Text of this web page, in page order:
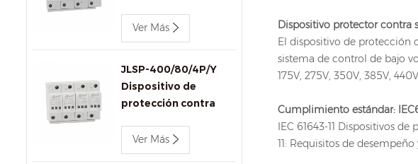
400/100/4P de 400 V
y 100 kA
Ver Más
JLSP-400/80/4P/Y
Dispositivo de
protección contra
Jinli de 400 V y 80 kA
con señalización
Ver Más
Dispositivo protector contra
El dispositivo de protección
sistema de control de bajo
175V, 275V, 350V, 385V,
Cumplimiento estándar:
IEC 61643-11 Dispositivos
11: Requisitos de